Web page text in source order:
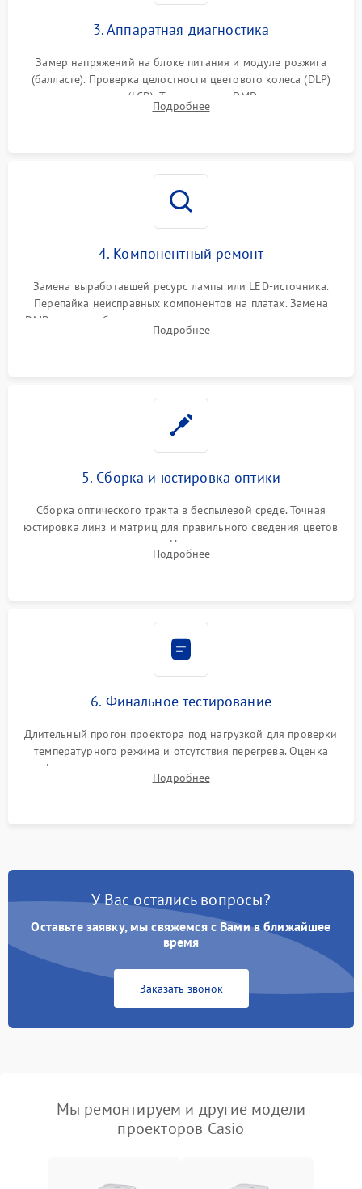
3. Аппаратная диагностика
Замер напряжений на блоке питания и модуле розжига
(балласте). Проверка целостности цветового колеса (DLP)
или поляризаторов (LCD). Тестирование DMD-чипа, датчиков
температуры и оптопар с помощью мультиметра и
Подробнее
4. Компонентный ремонт
Замена выработавшей ресурс лампы или LED-источника.
Перепайка неисправных компонентов на платах. Замена
DMD-чипа при битых пикселях, установка нового цветового
колеса или восстановление сгоревших поляризационных
Подробнее
5. Сборка и юстировка оптики
Сборка оптического тракта в беспылевой среде. Точная
юстировка линз и матриц для правильного сведения цветов
и устранения размытия. Надежное подключение всех
шлейфов, установка датчиков и закрытие корпуса
Подробнее
6. Финальное тестирование
Длительный прогон проектора под нагрузкой для проверки
температурного режима и отсутствия перегрева. Оценка
фокуса, контрастности и цветопередачи на тестовых
таблицах. Проверка работы всех видеовходов и кнопок
Подробнее
У Вас остались вопросы?
Оставьте заявку, мы свяжемся с Вами в ближайшее
время
Заказать звонок
Мы ремонтируем и другие модели
проекторов Casio